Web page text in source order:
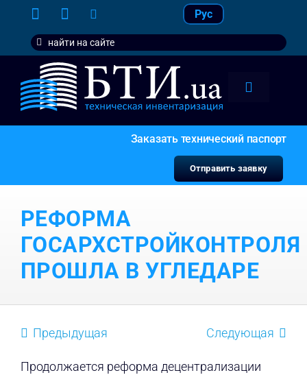
content
Рус
Search
for:
Toggle
услуги
наши
Заказать технический паспорт
Отправить заявку
РЕФОРМА
ГОСАРХСТРОЙКОНТРОЛЯ
ПРОШЛА В УГЛЕДАРЕ
Предыдущая Следующая
Продолжается реформа децентрализации